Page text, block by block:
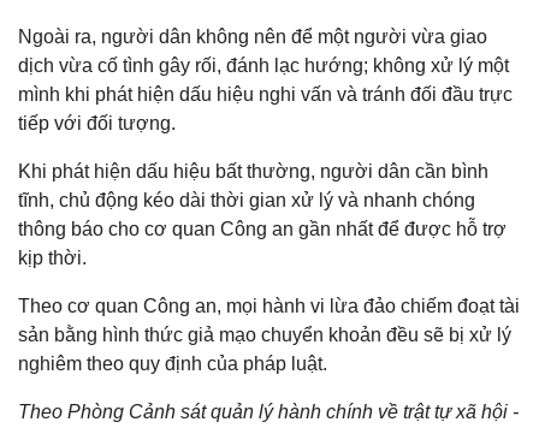
Ngoài ra, người dân không nên để một người vừa giao
dịch vừa cố tình gây rối, đánh lạc hướng; không xử lý một
mình khi phát hiện dấu hiệu nghi vấn và tránh đối đầu trực
tiếp với đối tượng.
Khi phát hiện dấu hiệu bất thường, người dân cần bình
tĩnh, chủ động kéo dài thời gian xử lý và nhanh chóng
thông báo cho cơ quan Công an gần nhất để được hỗ trợ
kịp thời.
Theo cơ quan Công an, mọi hành vi lừa đảo chiếm đoạt tài
sản bằng hình thức giả mạo chuyển khoản đều sẽ bị xử lý
nghiêm theo quy định của pháp luật.
Theo Phòng Cảnh sát quản lý hành chính về trật tự xã hội -